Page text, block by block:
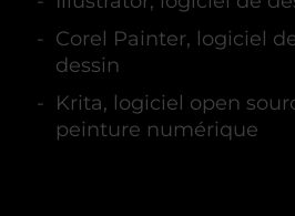
Corel Painter, logiciel
dessin
Krita, logiciel open
peinture numérique